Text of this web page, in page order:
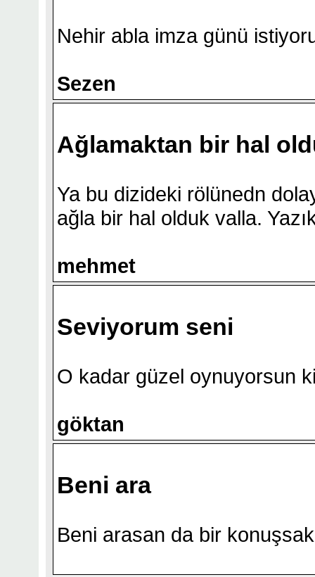
Nehir abla imza günü
Sezen
Ağlamaktan bir hal
Ya bu dizideki rölünedn
ağla bir hal olduk valla.
mehmet
Seviyorum seni
O kadar güzel oynuyorsun
göktan
Beni ara
Beni arasan da bir